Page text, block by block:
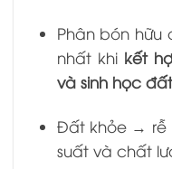
Phân bón
nhất khi kết
và sinh học đất
Đất khỏe → rễ
suất và chất